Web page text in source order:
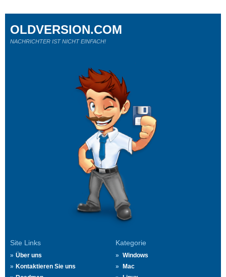
Site Links
Über uns
Kontaktieren Sie uns
Kategorie
Windows
Mac
OLDVERSION.COM
NACHRICHTER IST NICHT EINFACH!